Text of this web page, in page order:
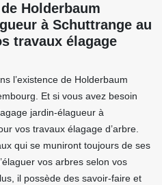
Holderbaum
à Schuttrange au
travaux élagage
l’existence de Holderbaum
Et si vous avez besoin
jardin-élagueur à
vos travaux élagage d’arbre.
qui se muniront toujours de ses
vos arbres selon vos
il possède des savoir-faire et